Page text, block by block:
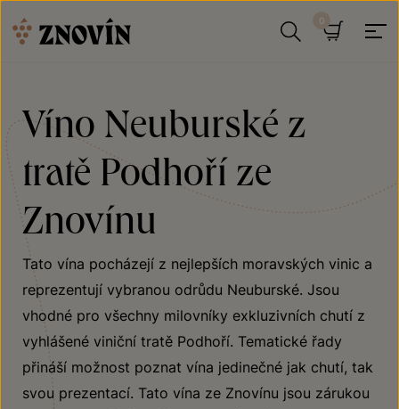
Víno Neuburské z
tratě Podhoří ze
Znovínu
Tato vína pocházejí z nejlepších moravských vinic a
reprezentují vybranou odrůdu Neuburské. Jsou
vhodné pro všechny milovníky exkluzivních chutí z
vyhlášené viniční tratě Podhoří. Tematické řady
přináší možnost poznat vína jedinečné jak chutí, tak
svou prezentací. Tato vína ze Znovínu jsou zárukou